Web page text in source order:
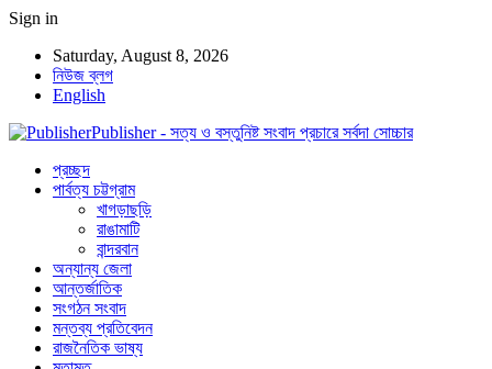
Sign in
Saturday, August 8, 2026
নিউজ ব্লগ
English
Publisher - সত্য ও বস্তুনিষ্ট সংবাদ প্রচারে সর্বদা সোচ্চার
প্রচ্ছদ
পার্বত্য চট্টগ্রাম
খাগড়াছড়ি
রাঙামাটি
বান্দরবান
অন্যান্য জেলা
আন্তর্জাতিক
সংগঠন সংবাদ
মন্তব্য প্রতিবেদন
রাজনৈতিক ভাষ্য